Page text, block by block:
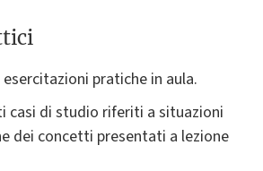
pratiche in aula.
casi di studio riferiti a situazioni
dei concetti presentati a lezione